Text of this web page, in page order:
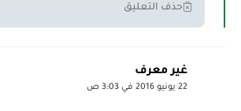
حذف التعليق
غير معرف
22 يونيو 2016 في 3:03 ص